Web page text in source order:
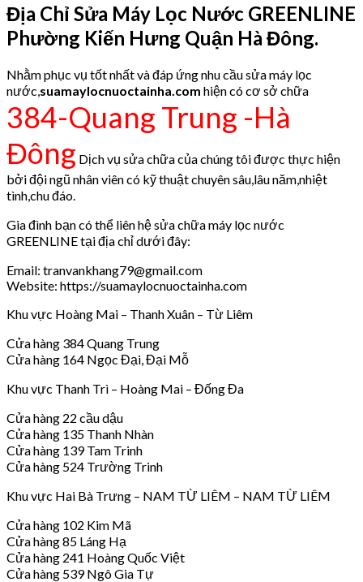
Địa Chỉ Sửa Máy Lọc Nước GREENLINE
Phường Kiến Hưng Quận Hà Đông.
Nhằm phục vụ tốt nhất và đáp ứng nhu cầu sửa máy lọc
nước, suamaylocnuoctainha.com hiện có cơ sở chữa
384-Quang Trung -Hà
Đông Dịch vụ sửa chữa của chúng tôi được thực hiện
bởi đội ngũ nhân viên có kỹ thuật chuyên sâu,lâu năm,nhiệt
tình,chu đáo.
Gia đình bạn có thể liên hệ sửa chữa máy lọc nước
GREENLINE tại địa chỉ dưới đây:
Email: tranvankhang79@gmail.com
Website: https://suamaylocnuoctainha.com
Khu vực Hoàng Mai – Thanh Xuân – Từ Liêm
Cửa hàng 384 Quang Trung
Cửa hàng 164 Ngọc Đại, Đại Mỗ
Khu vực Thanh Trì – Hoàng Mai – Đống Đa
Cửa hàng 22 cầu dậu
Cửa hàng 135 Thanh Nhàn
Cửa hàng 139 Tam Trinh
Cửa hàng 524 Trường Trinh
Khu vực Hai Bà Trưng – NAM TỪ LIÊM – NAM TỪ LIÊM
Cửa hàng 102 Kim Mã
Cửa hàng 85 Láng Hạ
Cửa hàng 241 Hoàng Quốc Việt
Cửa hàng 539 Ngô Gia Tự